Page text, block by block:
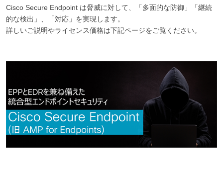
Cisco Secure Endpoint は脅威に対して、「多面的な防御」「継続
的な検出」、「対応」を実現します。
詳しいご説明やライセンス価格は下記ページをご覧ください。